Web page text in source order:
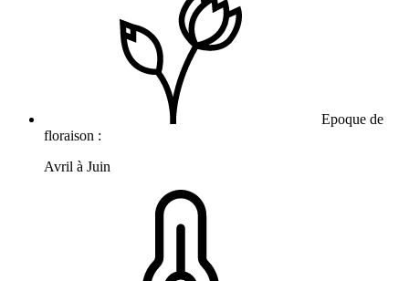
Epoque de
floraison :
Avril à Juin